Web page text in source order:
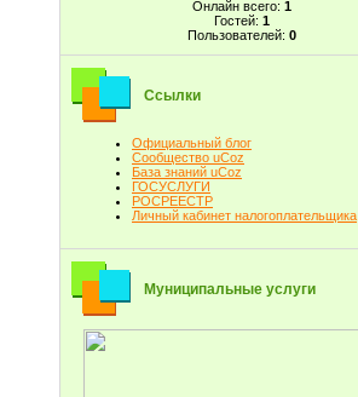
Онлайн всего: 1
Гостей: 1
Пользователей: 0
Ссылки
Официальный блог
Сообщество uCoz
База знаний uCoz
ГОСУСЛУГИ
РОСРЕЕСТР
Личный кабинет налогоплательщика
Муниципальные услуги